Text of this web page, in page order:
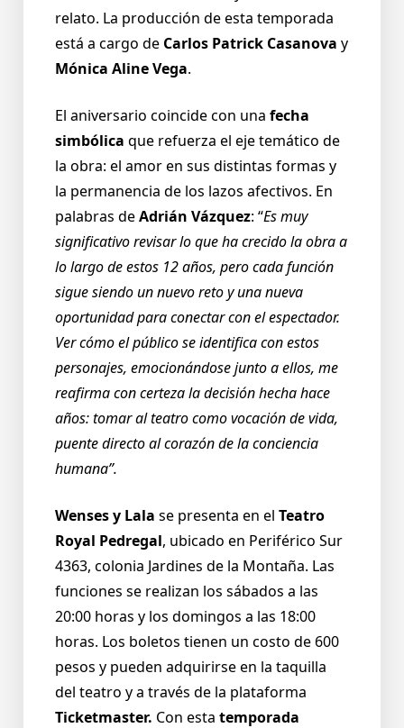
relato. La producción de esta temporada
está a cargo de Carlos Patrick Casanova y
Mónica Aline Vega.
El aniversario coincide con una fecha
simbólica que refuerza el eje temático de
la obra: el amor en sus distintas formas y
la permanencia de los lazos afectivos. En
palabras deAdrián Vázquez: “Es muy
significativo revisar lo que ha crecido la obra a
lo largo de estos 12 años, pero cada función
sigue siendo un nuevo reto y una nueva
oportunidad para conectar con el espectador.
Ver cómo el público se identifica con estos
personajes, emocionándose junto a ellos, me
reafirma con certeza la decisión hecha hace
años: tomar al teatro como vocación de vida,
puente directo al corazón de la conciencia
humana”.
Wenses y Lala se presenta en el Teatro
Royal Pedregal, ubicado en Periférico Sur
4363, colonia Jardines de la Montaña. Las
funciones se realizan los sábados a las
20:00 horas y los domingos a las 18:00
horas. Los boletos tienen un costo de 600
pesos y pueden adquirirse en la taquilla
del teatro y a través de la plataforma
Ticketmaster. Con esta temporada